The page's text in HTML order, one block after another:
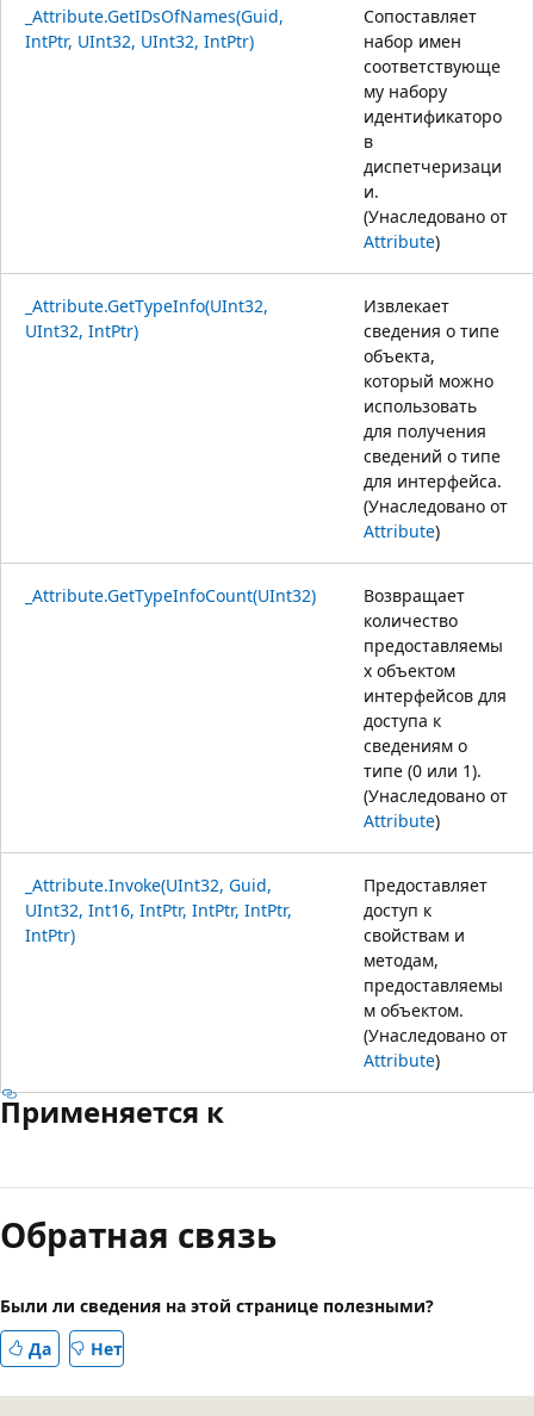
_Attribute.GetIDsOfNames(Guid,
IntPtr, UInt32, UInt32, IntPtr)
Сопоставляет
набор имен
соответствующе
му набору
идентификаторо
в
диспетчеризаци
и.
(Унаследовано от
Attribute)
_Attribute.GetTypeInfo(UInt32,
UInt32, IntPtr)
Извлекает
сведения о типе
объекта,
который можно
использовать
для получения
сведений о типе
для интерфейса.
(Унаследовано от
Attribute)
_Attribute.GetTypeInfoCount(UInt32)
Возвращает
количество
предоставляемы
х объектом
интерфейсов для
доступа к
сведениям о
типе (0 или 1).
(Унаследовано от
Attribute)
_Attribute.Invoke(UInt32, Guid,
UInt32, Int16, IntPtr, IntPtr, IntPtr,
IntPtr)
Предоставляет
доступ к
свойствам и
методам,
предоставляемы
м объектом.
(Унаследовано от
Attribute)
Применяется к
чтения
выключен
Обратная связь
Были ли сведения на этой странице полезными?
Да
Нет